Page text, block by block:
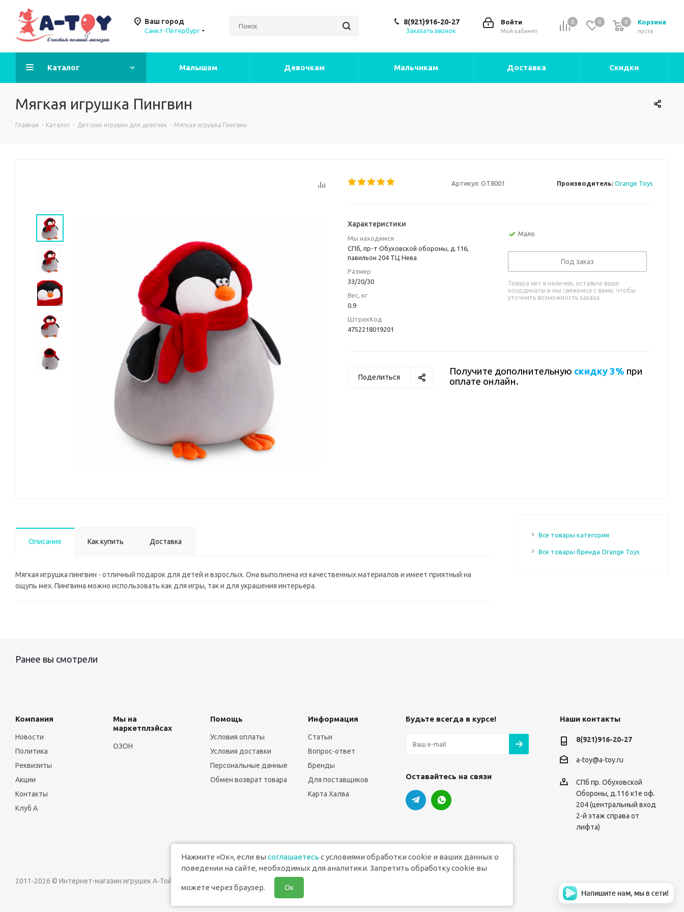
Ваш город
Санкт-Петербург
0 0 Корзина
0
пуста
0
Войти
Мой кабинет
8(921)916-20-27
Заказать звонок
Каталог Малышам Девочкам Мальчикам Доставка Скидки
Мягкая игрушка Пингвин
Главная - Каталог - Детские игрушки для девочек - Мягкая игрушка Пингвин
Артикул: OT8001 Производитель: Orange Toys
Характеристики
Мы находимся
СПб, пр-т Обуховской обороны, д.116,
павильон 204 ТЦ Нева
Размер
33/20/30
Вес, кг
0.9
ШтрихКод
4752218019201
Мало
Под заказ
Товара нет в наличии, оставьте ваши
координаты и мы свяжемся с вами, чтобы
уточнить возможность заказа
Поделиться
Получите дополнительную скидку 3% при
оплате онлайн.
Описание Как купить Доставка
Мягкая игрушка пингвин - отличный подарок для детей и взрослых. Она выполнена из качественных материалов и имеет приятный на
ощупь мех. Пингвина можно использовать как для игры, так и для украшения интерьера.
Все товары категории
Все товары бренда Orange Toys
Ранее вы смотрели
Компания
Новости
Политика
Реквизиты
Акции
Контакты
Клуб А
Мы на
маркетплэйсах
ОЗОН
Помощь
Условия оплаты
Условия доставки
Персональные данные
Обмен возврат товара
Информация
Статьи
Вопрос-ответ
Бренды
Для поставщиков
Карта Халва
Будьте всегда в курсе!
Оставайтесь на связи
Наши контакты
8(921)916-20-27
a-toy@a-toy.ru
СПб пр. Обуховской
Обороны, д.116 к1е оф.
204 (центральный вход
2-й этаж справа от
лифта)
2011-2026 © Интернет-магазин игрушек А-Той
Нажмите «Ок», если вы соглашаетесь с условиями обработки cookie и ваших данных о
поведении на сайте, необходимых для аналитики. Запретить обработку cookie вы
можете через браузер. Ок
Напишите нам, мы в сети!